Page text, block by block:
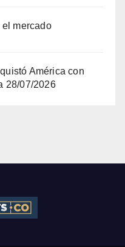
mercado
América con
28/07/2026